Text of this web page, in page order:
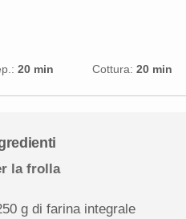
20 min Cottura: 20 min
la frolla
gdi farina integrale